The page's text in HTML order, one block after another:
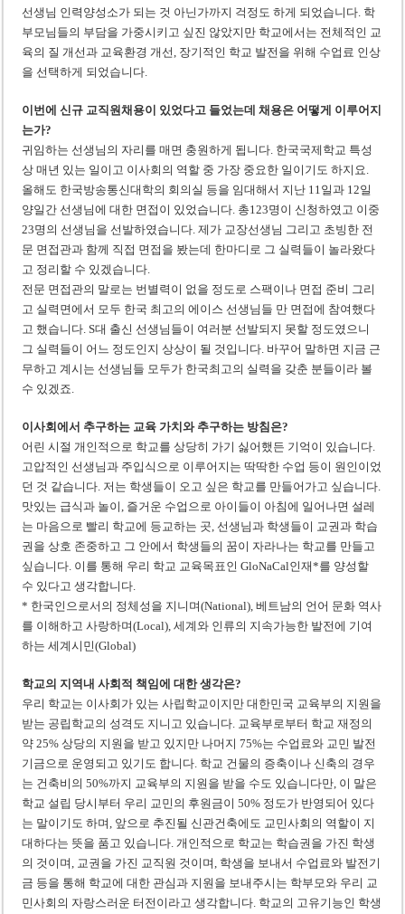
선생님 인력양성소가 되는 것 아닌가까지 걱정도 하게 되었습니다. 학
부모님들의 부담을 가중시키고 싶진 않았지만 학교에서는 전체적인 교
육의 질 개선과 교육환경 개선, 장기적인 학교 발전을 위해 수업료 인상
을 선택하게 되었습니다.
이번에 신규 교직원채용이 있었다고 들었는데 채용은 어떻게 이루어지
는가?
귀임하는 선생님의 자리를 매면 충원하게 됩니다. 한국국제학교 특성
상 매년 있는 일이고 이사회의 역할 중 가장 중요한 일이기도 하지요.
올해도 한국방송통신대학의 회의실 등을 임대해서 지난 11일과 12일
양일간 선생님에 대한 면접이 있었습니다. 총123명이 신청하였고 이중
23명의 선생님을 선발하였습니다. 제가 교장선생님 그리고 초빙한 전
문 면접관과 함께 직접 면접을 봤는데 한마디로 그 실력들이 놀라왔다
고 정리할 수 있겠습니다.
전문 면접관의 말로는 번별력이 없을 정도로 스팩이나 면접 준비 그리
고 실력면에서 모두 한국 최고의 에이스 선생님들 만 면접에 참여했다
고 했습니다. S대 출신 선생님들이 여러분 선발되지 못할 정도였으니
그 실력들이 어느 정도인지 상상이 될 것입니다. 바꾸어 말하면 지금 근
무하고 계시는 선생님들 모두가 한국최고의 실력을 갖춘 분들이라 볼
수 있겠죠.
이사회에서 추구하는 교육 가치와 추구하는 방침은?
어린 시절 개인적으로 학교를 상당히 가기 싫어했든 기억이 있습니다.
고압적인 선생님과 주입식으로 이루어지는 딱딱한 수업 등이 원인이었
던 것 같습니다. 저는 학생들이 오고 싶은 학교를 만들어가고 싶습니다.
맛있는 급식과 놀이, 즐거운 수업으로 아이들이 아침에 일어나면 설레
는 마음으로 빨리 학교에 등교하는 곳, 선생님과 학생들이 교권과 학습
권을 상호 존중하고 그 안에서 학생들의 꿈이 자라나는 학교를 만들고
싶습니다. 이를 통해 우리 학교 교육목표인 GloNaCal인재*를 양성할
수 있다고 생각합니다.
* 한국인으로서의 정체성을 지니며(National), 베트남의 언어 문화 역사
를 이해하고 사랑하며(Local), 세계와 인류의 지속가능한 발전에 기여
하는 세계시민(Global)
학교의 지역내 사회적 책임에 대한 생각은?
우리 학교는 이사회가 있는 사립학교이지만 대한민국 교육부의 지원을
받는 공립학교의 성격도 지니고 있습니다. 교육부로부터 학교 재정의
약 25% 상당의 지원을 받고 있지만 나머지 75%는 수업료와 교민 발전
기금으로 운영되고 있기도 합니다. 학교 건물의 증축이나 신축의 경우
는 건축비의 50%까지 교육부의 지원을 받을 수도 있습니다만, 이 말은
학교 설립 당시부터 우리 교민의 후원금이 50% 정도가 반영되어 있다
는 말이기도 하며, 앞으로 추진될 신관건축에도 교민사회의 역할이 지
대하다는 뜻을 품고 있습니다. 개인적으로 학교는 학습권을 가진 학생
의 것이며, 교권을 가진 교직원 것이며, 학생을 보내서 수업료와 발전기
금 등을 통해 학교에 대한 관심과 지원을 보내주시는 학부모와 우리 교
민사회의 자랑스러운 터전이라고 생각합니다. 학교의 고유기능인 학생